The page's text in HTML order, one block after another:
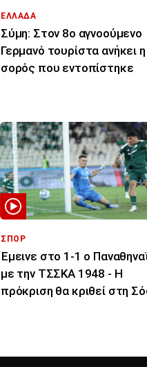
ΕΛΛΑΔΑ
Σύμη: Στον 8ο αγνοούμενο
Γερμανό τουρίστα ανήκει η
σορός που εντοπίστηκε
ΣΠΟΡ
Έμεινε στο 1-1 ο
με την ΤΣΣΚΑ 1948 - Η
πρόκριση θα κριθεί στη